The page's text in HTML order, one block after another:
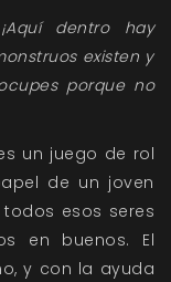
dentro hay
existen y
porque no
un juego de rol
de un joven
esos seres
en buenos. El
y con la ayuda